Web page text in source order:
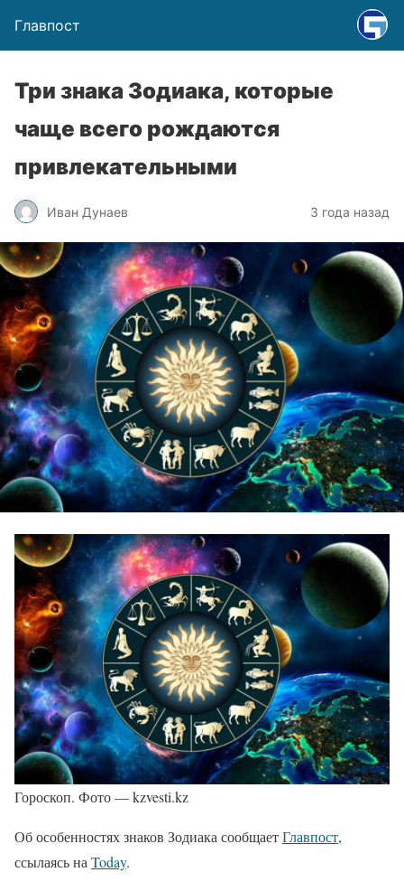
Главпост
Три знака Зодиака, которые
чаще всего рождаются
привлекательными
Иван Дунаев 3 года назад
Гороскоп. Фото — kzvesti.kz
Об особенностях знаков Зодиака сообщаетГлавпост,
ссылаясь наToday.